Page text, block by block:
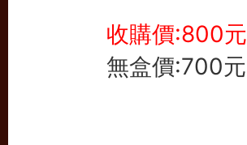
收購價:800元
無盒價:700元